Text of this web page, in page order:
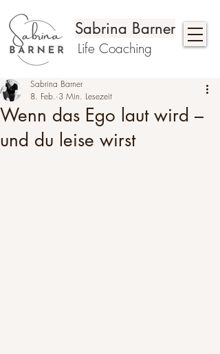
Sabrina Barner
Life Coaching
Wenn das Ego laut wird –
und du leise wirst
Sabrina Barner
8. Feb. 3 Min. Lesezeit